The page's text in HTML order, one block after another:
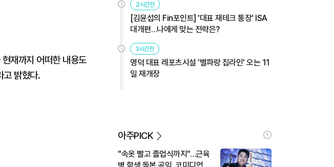
재까지 어떠한 내용도
고 밝혔다.
2시간전
[김윤섭의 Fin포인트] '대표 재테크 통장' ISA
대개편…나에게 맞는 전략은?
3시간전
영덕 대표 레포츠시설 '별파랑 집라인' 오는 11
일 재개장
아주PICK
"속옷 빨고 졸업식까지"…근육